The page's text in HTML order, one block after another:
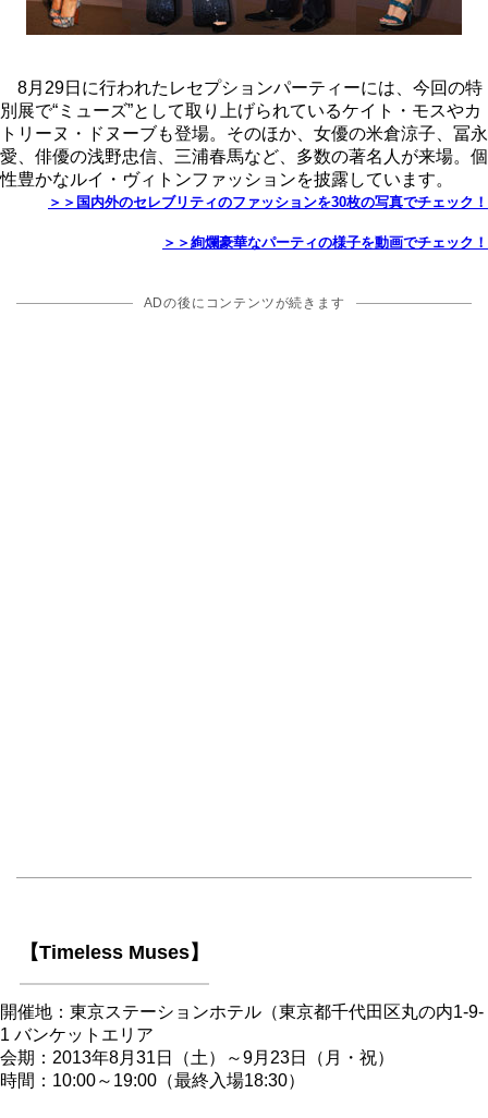
8月29日に行われたレセプションパーティーには、今回の特
別展で“ミューズ”として取り上げられているケイト・モスやカ
トリーヌ・ドヌーブも登場。そのほか、女優の米倉涼子、冨永
愛、俳優の浅野忠信、三浦春馬など、多数の著名人が来場。個
性豊かなルイ・ヴィトンファッションを披露しています。
＞＞国内外のセレブリティのファッションを30枚の写真でチェック！
＞＞絢爛豪華なパーティの様子を動画でチェック！
ADの後にコンテンツが続きます
【Timeless Muses】
開催地：東京ステーションホテル（東京都千代田区丸の内1-9-
1 バンケットエリア
会期：2013年8月31日（土）～9月23日（月・祝）
時間：10:00～19:00（最終入場18:30）